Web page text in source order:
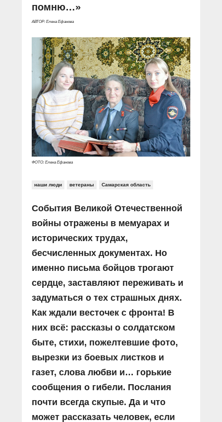
помню…»
АВТОР: Елена Ефанова
ФОТО: Елена Ефанова
наши люди ветераны Самарская область
События Великой Отечественной
войны отражены в мемуарах и
исторических трудах,
бесчисленных документах. Но
именно письма бойцов трогают
сердце, заставляют переживать и
задуматься о тех страшных днях.
Как ждали весточек с фронта! В
них всё: рассказы о солдатском
быте, стихи, пожелтевшие фото,
вырезки из боевых листков и
газет, слова любви и… горькие
сообщения о гибели. Послания
почти всегда скупые. Да и что
может рассказать человек, если